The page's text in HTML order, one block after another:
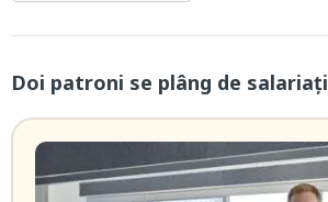
Doi patroni se plâng de salariați